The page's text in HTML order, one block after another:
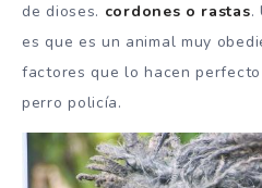
de dioses. cordones o rastas.
es que es un animal muy
factores que lo hacen
perro policía.